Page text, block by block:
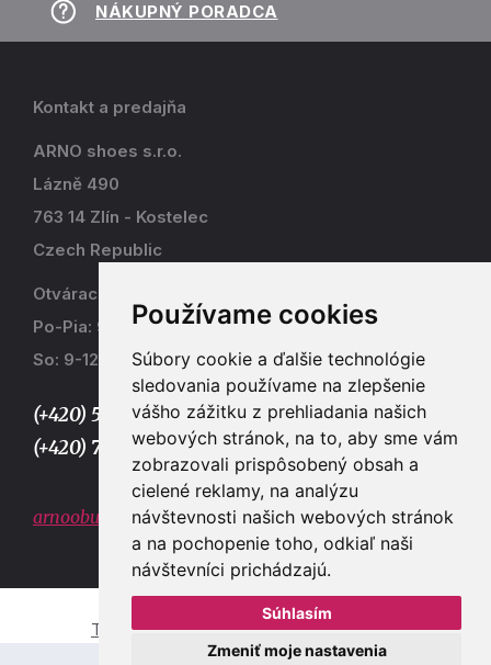
Používame cookies
Súbory cookie a ďalšie technológie
sledovania používame na zlepšenie
vášho zážitku z prehliadania našich
webových stránok, na to, aby sme vám
zobrazovali prispôsobený obsah a
cielené reklamy, na analýzu
návštevnosti našich webových stránok
a na pochopenie toho, odkiaľ naši
návštevníci prichádzajú.
Súhlasím
Zmeniť moje nastavenia
NÁKUPNÝ PORADCA
Kontakt a predajňa
ARNO shoes s.r.o.
Lázně 490
763 14 Zlín - Kostelec
Czech Republic
Otváracia doba
Po-Pia: 9-17
So: 9-12
(+420) 577 915 036,
(+420) 773 667 390
arnoobuv@gmail.com
Tvorba e-shopů a webových stránek Zlín